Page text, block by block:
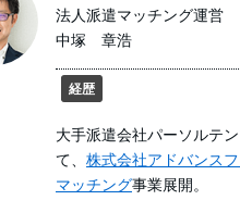
法人派遣マッチング運営
中塚 章浩
経歴
大手派遣会社パーソルテ
て、 株式会社アドバンス
マッチング事業展開。